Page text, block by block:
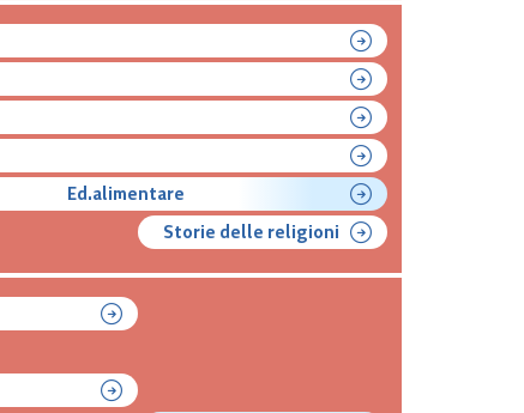
Ed.alimentare
Storie delle religioni